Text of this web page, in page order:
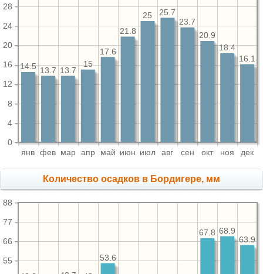
янв фев мар апр май июн июл авг сен окт ноя дек
0
4
8
12
16
20
24
28
16.1
18.4
20.9
23.7
25.7
25
21.8
17.6
15
13.7
13.7
14.5
Количество осадков в Бордигере, мм
55
66
77
88
63.9
68.9
67.8
53.6